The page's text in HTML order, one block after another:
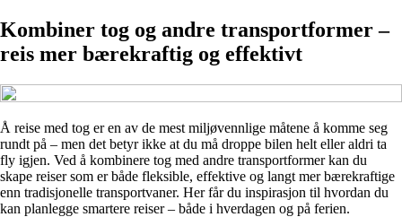
Kombiner tog og andre transportformer –
reis mer bærekraftig og effektivt
Å reise med tog er en av de mest miljøvennlige måtene å komme seg
rundt på – men det betyr ikke at du må droppe bilen helt eller aldri ta
fly igjen. Ved å kombinere tog med andre transportformer kan du
skape reiser som er både fleksible, effektive og langt mer bærekraftige
enn tradisjonelle transportvaner. Her får du inspirasjon til hvordan du
kan planlegge smartere reiser – både i hverdagen og på ferien.